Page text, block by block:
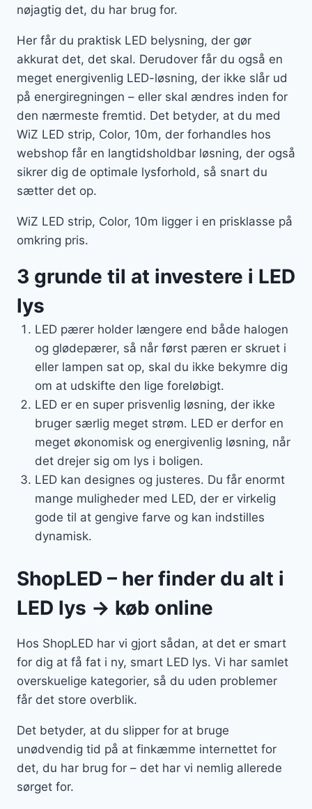
nøjagtig det, du har brug for.
Her får du praktisk LED belysning, der gør
akkurat det, det skal. Derudover får du også en
meget energivenlig LED-løsning, der ikke slår ud
på energiregningen – eller skal ændres inden for
den nærmeste fremtid. Det betyder, at du med
WiZ LED strip, Color, 10m, der forhandles hos
webshop får en langtidsholdbar løsning, der også
sikrer dig de optimale lysforhold, så snart du
sætter det op.
WiZ LED strip, Color, 10m ligger i en prisklasse på
omkring pris.
3 grunde til at investere i LED
lys
LED pærer holder længere end både halogen
og glødepærer, så når først pæren er skruet i
eller lampen sat op, skal du ikke bekymre dig
om at udskifte den lige foreløbigt.
LED er en super prisvenlig løsning, der ikke
bruger særlig meget strøm. LED er derfor en
meget økonomisk og energivenlig løsning, når
det drejer sig om lys i boligen.
LED kan designes og justeres. Du får enormt
mange muligheder med LED, der er virkelig
gode til at gengive farve og kan indstilles
dynamisk.
ShopLED – her finder du alt i
LED lys → køb online
Hos ShopLED har vi gjort sådan, at det er smart
for dig at få fat i ny, smart LED lys. Vi har samlet
overskuelige kategorier, så du uden problemer
får det store overblik.
Det betyder, at du slipper for at bruge
unødvendig tid på at finkæmme internettet for
det, du har brug for – det har vi nemlig allerede
sørget for.